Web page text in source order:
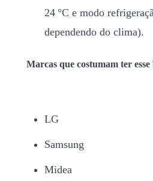
24 °C e modo
dependendo do clima).
Marcas que costumam ter esse
LG
Samsung
Midea